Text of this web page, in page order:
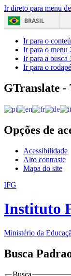
Ir direto para menu
BRASIL
Ir para o
Ir para o menu
Ir para a busca
Ir para o rodapé
GTranslate -
Opções de
Acessibilidade
Alto contraste
Mapa do site
IFG
Instituto
Ministério da
Busca
Busca